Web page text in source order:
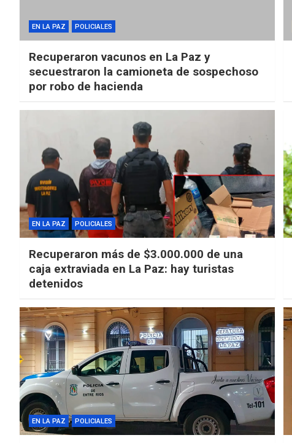
EN LA PAZ POLICIALES
Recuperaron vacunos en La Paz y
secuestraron la camioneta de sospechoso
por robo de hacienda
EN LA PAZ POLICIALES
Recuperaron más de $3.000.000 de una
caja extraviada en La Paz: hay turistas
detenidos
EN LA PAZ POLICIALES